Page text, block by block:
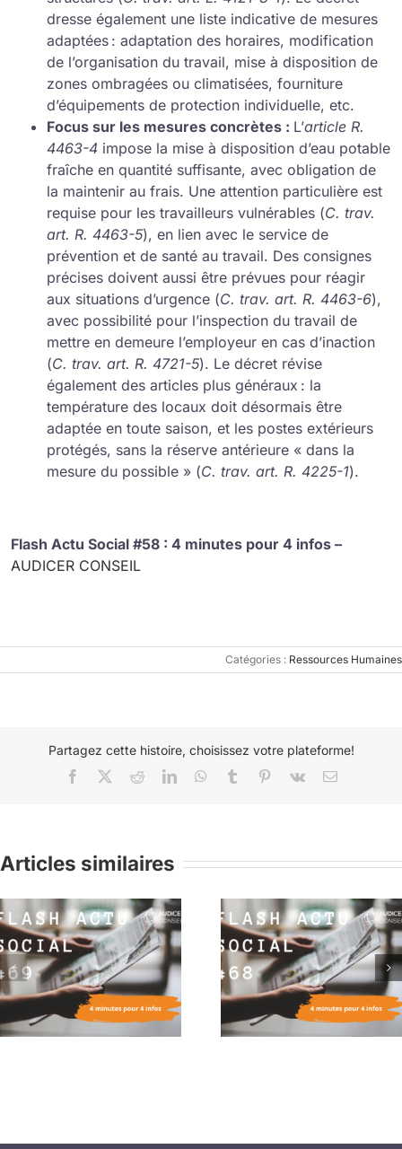
dresse également une liste indicative de mesures
adaptées : adaptation des horaires, modification
de l’organisation du travail, mise à disposition de
zones ombragées ou climatisées, fourniture
d’équipements de protection individuelle, etc.
Focus sur les mesures concrètes : L’article R.
4463-4impose la mise à disposition d’eau potable
fraîche en quantité suffisante, avec obligation de
la maintenir au frais. Une attention particulière est
requise pour les travailleurs vulnérables (C. trav.
art. R. 4463-5), en lien avec le service de
prévention et de santé au travail. Des consignes
précises doivent aussi être prévues pour réagir
aux situations d’urgence (C. trav. art. R. 4463-6),
avec possibilité pour l’inspection du travail de
mettre en demeure l’employeur en cas d’inaction
(C. trav. art. R. 4721-5). Le décret révise
également des articles plus généraux : la
température des locaux doit désormais être
adaptée en toute saison, et les postes extérieurs
protégés, sans la réserve antérieure « dans la
mesure du possible » (C. trav. art. R. 4225-1).
Flash Actu Social #58 : 4 minutes pour 4 infos –
AUDICER CONSEIL
Catégories : Ressources Humaines
Partagez cette histoire, choisissez votre plateforme!
Facebook RedditLinkedInWhatsApp
Tumblr Pinterest
Vk Email
Articles similaires
Flash Actu Social #68 :
4 minutes pour 4 infos
Flash Actu Social
4 minutes pour 4